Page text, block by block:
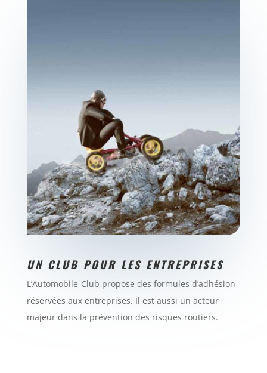
UN CLUB POUR LES ENTREPRISES
L’Automobile-Club propose des formules d’adhésion
réservées aux entreprises. Il est aussi un acteur
majeur dans la prévention des risques routiers.